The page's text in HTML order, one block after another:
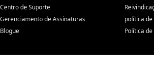
Centro de Suporte
Gerenciamento de Assinaturas
Blogue
política
Política